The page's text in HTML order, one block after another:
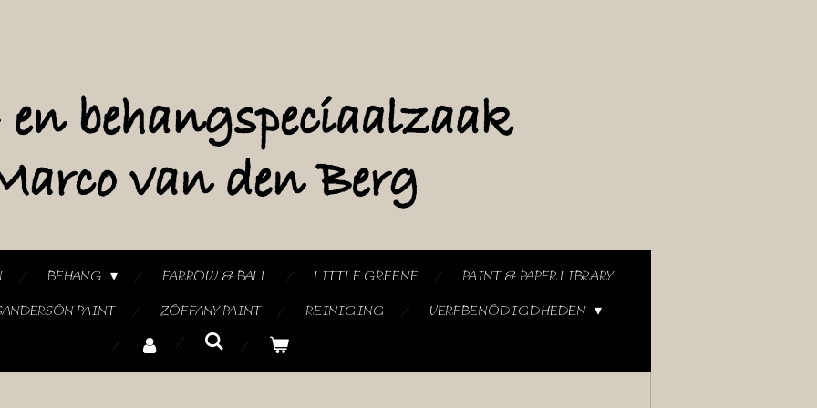
BEHANG FARROW & BALL LITTLE GREENE
PAINT & PAPER LIBRARY
PAINT ZOFFANY PAINT REINIGING VERFBENODIGDHEDEN